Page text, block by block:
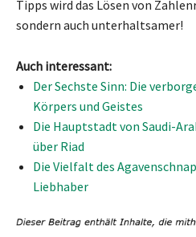
Tipps wird das Lösen von
sondern auch unterhaltsamer!
Auch interessant:
Der Sechste Sinn: Die
Körpers und Geistes
Die Hauptstadt von Saudi-
über Riad
Die Vielfalt des
Liebhaber